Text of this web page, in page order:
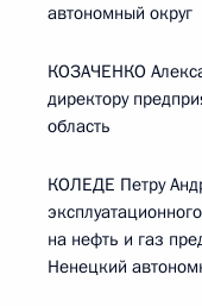
автономный округ
КОЗАЧЕНКО
директору
область
КОЛЕДЕ Петру
на нефть и газ
Ненецкий